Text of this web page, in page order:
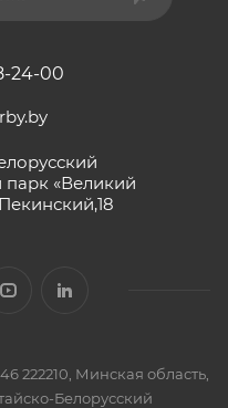
24-00
парк «Великий
Минская область,
Белорусский